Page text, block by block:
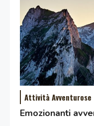
Attività Avventurose
Emozionanti